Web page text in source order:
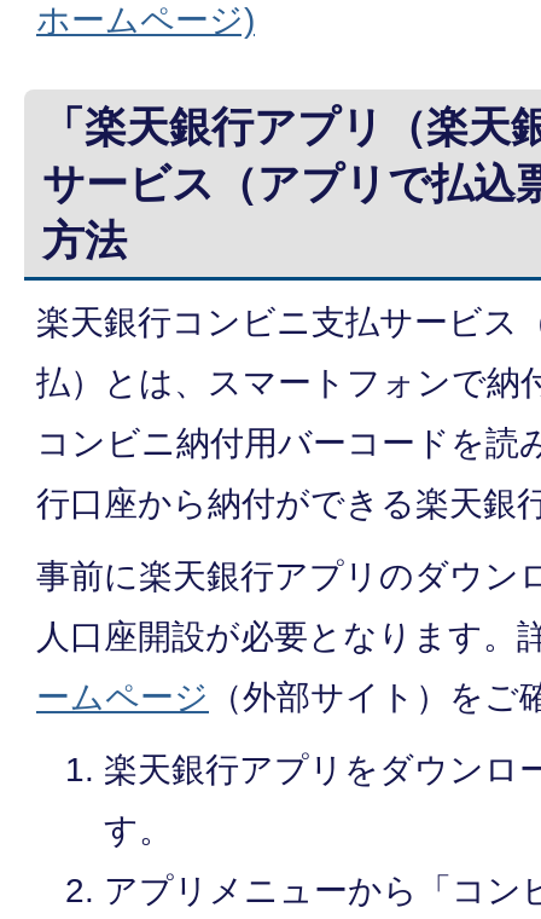
ホームページ)
「楽天銀行アプリ（楽天
サービス（アプリで払込
方法
楽天銀行コンビニ支払サービス
払）とは、スマートフォンで納
コンビニ納付用バーコードを読
行口座から納付ができる楽天銀
事前に楽天銀行アプリのダウン
人口座開設が必要となります。
ームページ （外部サイト）をご
楽天銀行アプリをダウンロ
す。
アプリメニューから「コン